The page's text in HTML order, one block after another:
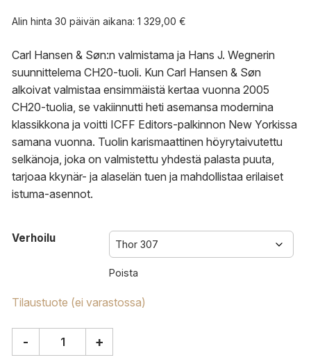
Alin hinta 30 päivän aikana: 1 329,00 €
Carl Hansen & Søn:n valmistama ja Hans J. Wegnerin
suunnittelema CH20-tuoli. Kun Carl Hansen & Søn
alkoivat valmistaa ensimmäistä kertaa vuonna 2005
CH20-tuolia, se vakiinnutti heti asemansa modernina
klassikkona ja voitti ICFF Editors-palkinnon New Yorkissa
samana vuonna. Tuolin karismaattinen höyrytaivutettu
selkänoja, joka on valmistettu yhdestä palasta puuta,
tarjoaa kkynär- ja alaselän tuen ja mahdollistaa erilaiset
istuma-asennot.
Verhoilu
Poista
Tilaustuote (ei varastossa)
- +